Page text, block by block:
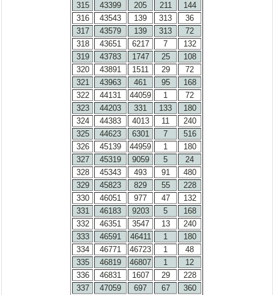
315 43399 205 211
144
316
43543 139 313
36
317
43579 139 313
72
318
43651 6217 7
132
319
43783 1747 25
108
320
43891 1511 29
72
321
43963 461 95
168
322
44131 44059 1
72
323
44203 331 133
180
324
44383 4013 11
240
325
44623 6301 7
516
326
45139 44959 1
180
327
45319 9059 5
24
328
45343 493 91
480
329
45823 829 55
228
330
46051 977 47
132
331
46183 9203 5
168
332
46351 3547 13
240
333
46591 46411 1
180
334
46771 46723 1
48
335
46819 46807 1
12
336
46831 1607 29
228
337
47059 697 67
360